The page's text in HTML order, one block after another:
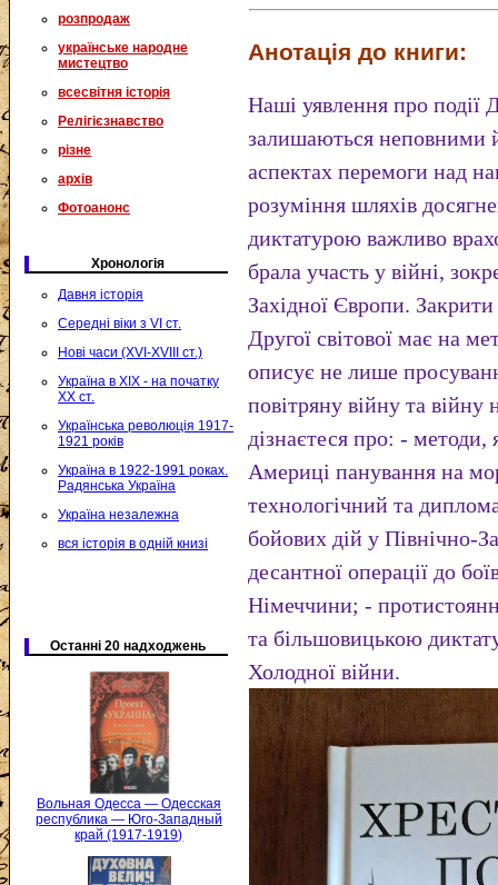
розпродаж
українське народне
мистецтво
всесвітня історія
Релігієзнавство
різне
архів
Фотоанонс
Хронологія
Давня історія
Середні віки з VI ст.
Нові часи (XVI-XVIII ст.)
Україна в XIX - на початку
XX ст.
Українська революція 1917-
1921 років
Україна в 1922-1991 роках.
Радянська Україна
Україна незалежна
вся історія в одній книзі
Останні 20 надходжень
Вольная Одесса — Одесская
республика — Юго-Западный
край (1917-1919)
Анотація до книги:
Наші уявлення про події
залишаються неповними
аспектах перемоги над
розуміння шляхів
диктатурою важливо
брала участь у війні,
Західної Європи.
Другої світової має на
описує не лише
повітряну війну та війну
дізнаєтеся про: - методи,
Америці панування на
технологічний та
бойових дій у Північно-
десантної операції до
Німеччини; -
та більшовицькою
Холодної війни.